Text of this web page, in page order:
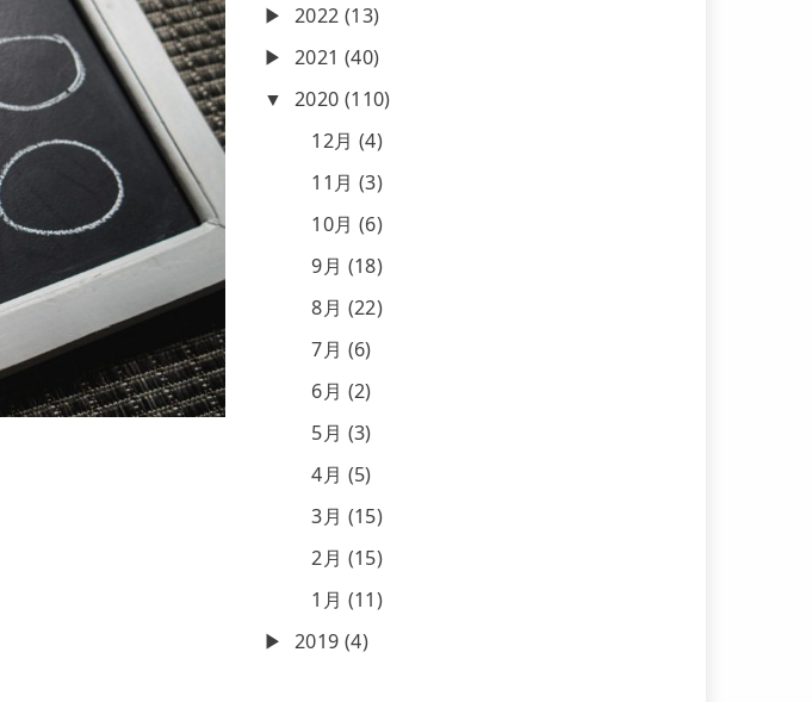
2022 (13)
2021 (40)
2020 (110)
12月 (4)
11月 (3)
10月 (6)
9月 (18)
8月 (22)
7月 (6)
6月 (2)
5月 (3)
4月 (5)
3月 (15)
2月 (15)
1月 (11)
2019 (4)